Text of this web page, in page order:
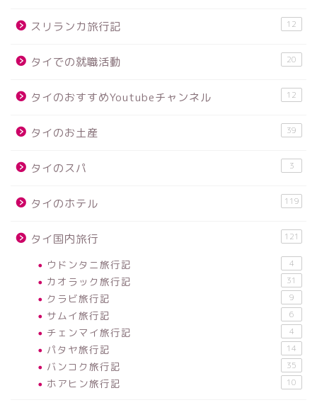
スリランカ旅行記 12
タイでの就職活動 20
タイのおすすめYoutubeチャンネル 12
タイのお土産 39
タイのスパ 3
タイのホテル 119
タイ国内旅行 121
ウドンタニ旅行記 4
カオラック旅行記 31
クラビ旅行記 9
サムイ旅行記 6
チェンマイ旅行記 4
パタヤ旅行記 14
バンコク旅行記 35
ホアヒン旅行記 10